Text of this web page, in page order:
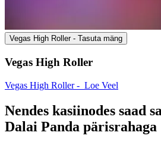
Vegas High Roller - Tasuta mäng
Vegas High Roller
Vegas High Roller - Loe Veel
Nendes kasiinodes saad
Dalai Panda pärisrahaga